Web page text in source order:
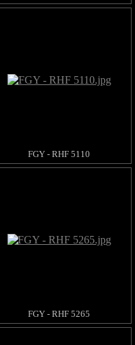
FGY - RHF 5110
FGY - RHF 5265